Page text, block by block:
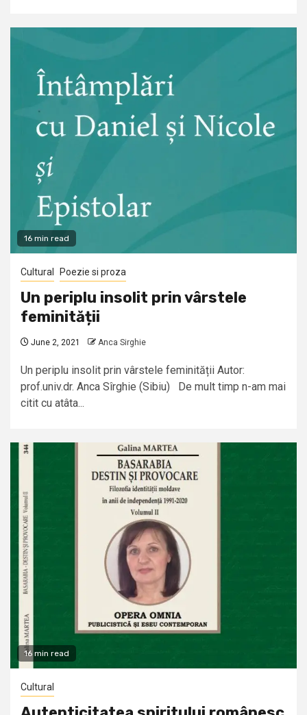
16 min read
Cultural Poezie si proza
Un periplu insolit prin vârstele
feminității
June 2, 2021 Anca Sirghie
Un periplu insolit prin vârstele feminității Autor:
prof.univ.dr. Anca Sîrghie (Sibiu) De mult timp n-am mai
citit cu atâta...
16 min read
Cultural